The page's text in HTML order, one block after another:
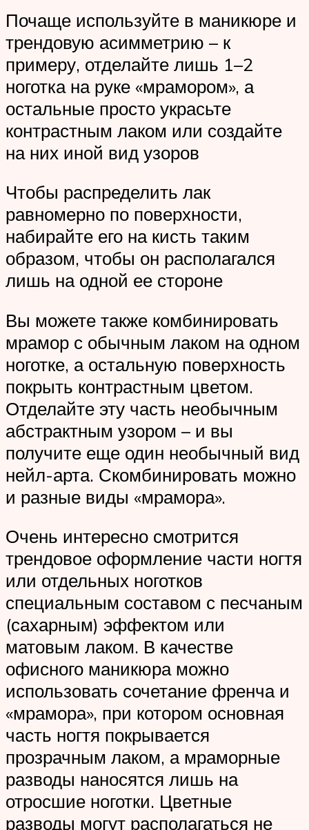
Почаще используйте в маникюре и
трендовую асимметрию – к
примеру, отделайте лишь 1–2
ноготка на руке «мрамором», а
остальные просто украсьте
контрастным лаком или создайте
на них иной вид узоров
Чтобы распределить лак
равномерно по поверхности,
набирайте его на кисть таким
образом, чтобы он располагался
лишь на одной ее стороне
Вы можете также комбинировать
мрамор с обычным лаком на одном
ноготке, а остальную поверхность
покрыть контрастным цветом.
Отделайте эту часть необычным
абстрактным узором – и вы
получите еще один необычный вид
нейл-арта. Скомбинировать можно
и разные виды «мрамора».
Очень интересно смотрится
трендовое оформление части ногтя
или отдельных ноготков
специальным составом с песчаным
(сахарным) эффектом или
матовым лаком. В качестве
офисного маникюра можно
использовать сочетание френча и
«мрамора», при котором основная
часть ногтя покрывается
прозрачным лаком, а мраморные
разводы наносятся лишь на
отросшие ноготки. Цветные
разводы могут располагаться не